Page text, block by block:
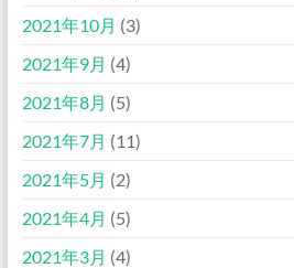
2021年10月 (3)
2021年9月 (4)
2021年8月 (5)
2021年7月 (11)
2021年5月 (2)
2021年4月 (5)
2021年3月 (4)